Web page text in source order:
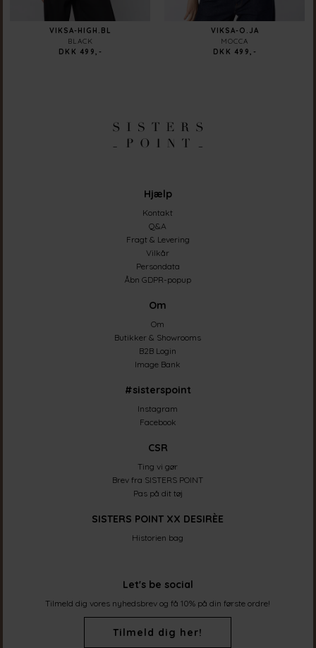
VIKSA-HIGH.BL
BLACK
DKK 499,-
VIKSA-O.JA
MOCCA
DKK 499,-
Hjælp
Kontakt
Q&A
Fragt & Levering
Vilkår
Persondata
Åbn GDPR-popup
Om
Om
Butikker & Showrooms
B2B Login
Image Bank
#sisterspoint
Instagram
Facebook
CSR
Ting vi gør
Brev fra SISTERS POINT
Pas på dit tøj
SISTERS POINT XX DESIRÈE
Historien bag
Let's be social
Tilmeld dig vores nyhedsbrev og få 10% på din første ordre!
Tilmeld dig her!